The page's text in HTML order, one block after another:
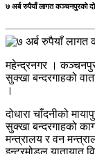
७ अर्ब रुपैयाँ लागत कञ्चनपुरको
महेन्द्रनगर ।
सुक्खा बन्दरगाहको
।
दोधारा चाँदनीको
सुक्खा बन्दरगाहको
मन्त्रालय र वन
इन्टरमोडल यातायात